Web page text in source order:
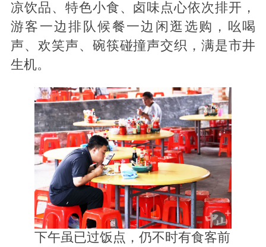
凉饮品、特色小食、卤味点心依次排开，
游客一边排队候餐一边闲逛选购，吆喝
声、欢笑声、碗筷碰撞声交织，满是市井
生机。
下午虽已过饭点，仍不时有食客前